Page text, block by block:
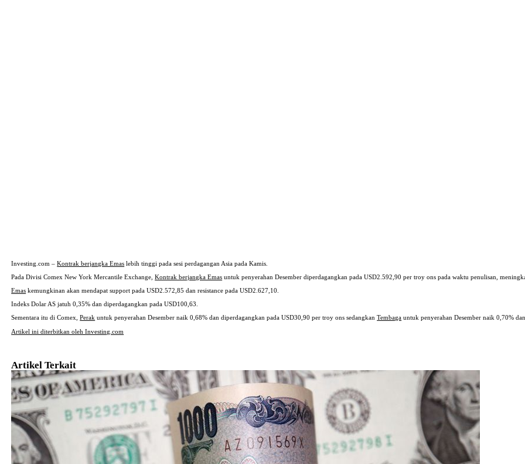
Investing.com –Kontrak berjangka Emas lebih tinggi pada sesi perdagangan Asia pada Kamis.
Pada Divisi Comex New York Mercantile Exchange,Kontrak berjangka Emas untuk penyerahan Desember diperdagangkan pada USD2.592,90 per troy ons pada waktu penulisan,
Emas kemungkinan akan mendapat support pada USD2.572,85 dan resistance pada USD2.627,10.
Indeks Dolar AS jatuh 0,35% dan diperdagangkan pada USD100,63.
Sementara itu di Comex,Perak untuk penyerahan Desember naik 0,68% dan diperdagangkan pada USD30,90 per troy ons sedangkanTembaga untuk penyerahan Desember naik 0,70%
Artikel ini diterbitkan oleh Investing.com
Artikel Terkait